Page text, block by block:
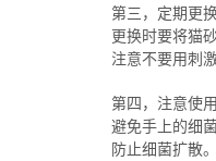
第三，定期更
更换时要将猫
注意不要用刺
第四，注意使
避免手上的细
防止细菌扩散。